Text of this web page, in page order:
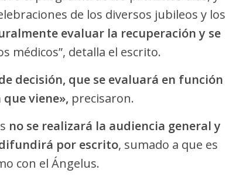
de los diversos jubileos y los
evaluar la recuperación y se
médicos”, detalla el escrito.
decisión, que se evaluará en función
viene», precisaron.
no se realizará la audiencia general y
por escrito, sumado a que es
con el Ángelus.